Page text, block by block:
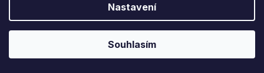
Nastavení
Souhlasím
Odebírat newsletter
Ochrana osobních údajů
UPLATNIT SLEVU!